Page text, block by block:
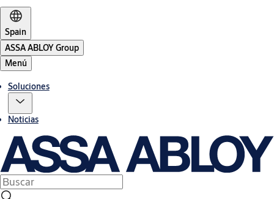
Spain
ASSA ABLOY Group
Menú
Soluciones
Noticias